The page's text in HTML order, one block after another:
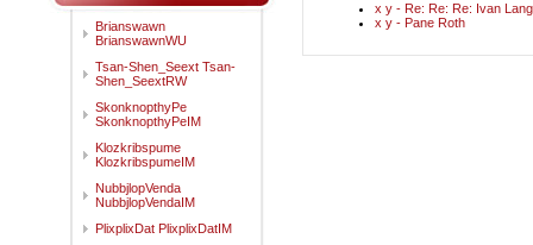
x y - Re: Re: Re: Ivan
x y - Pane Roth
Brianswawn
BrianswawnWU
Tsan-Shen_Seext Tsan-
Shen_SeextRW
SkonknopthyPe
SkonknopthyPeIM
Klozkribspume
KlozkribspumeIM
NubbjlopVenda
NubbjlopVendaIM
PlixplixDat PlixplixDatIM